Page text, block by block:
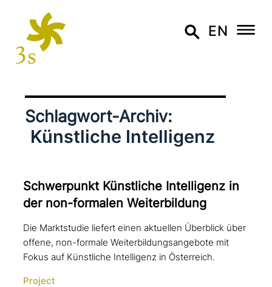
EN
Schlagwort-Archiv:
Künstliche Intelligenz
Schwerpunkt Künstliche Intelligenz in
der non-formalen Weiterbildung
Die Marktstudie liefert einen aktuellen Überblick über
offene, non-formale Weiterbildungsangebote mit
Fokus auf Künstliche Intelligenz in Österreich.
Project